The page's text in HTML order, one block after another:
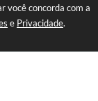
você concorda com a
e Privacidade.